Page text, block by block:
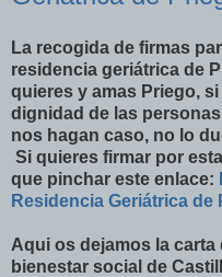
La recogida de firmas
residencia geriátrica de
quieres y amas Priego,
dignidad de las
nos hagan caso, no lo
Si quieres firmar por
que pinchar este enlace:
Residencia Geriátrica de
Aqui os dejamos la
bienestar social de